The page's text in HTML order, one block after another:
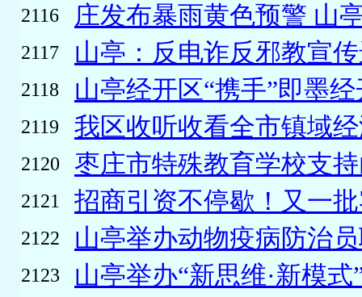
2116 庄发布暴雨黄色预警 山
2117 山亭：反电诈反邪教宣
2118 山亭经开区“携手”即墨
2119 我区收听收看全市镇域
2120 枣庄市特殊教育学校支
2121 招商引资不停歇！又一
2122 山亭举办动物疫病防治
2123 山亭举办“新思维·新模式